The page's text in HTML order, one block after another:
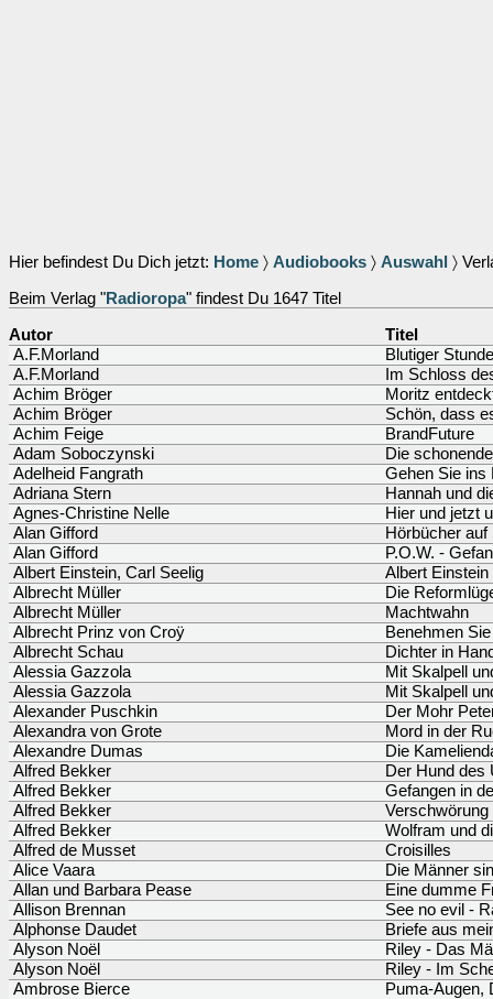
Hier befindest Du Dich jetzt: Home 〉 Audiobooks 〉 Auswahl 〉
Beim Verlag "Radioropa" findest Du 1647 Titel
Autor
Titel
A.F.Morland
Blutiger
A.F.Morland
Im Schloss
Achim Bröger
Moritz
Achim Bröger
Schön, dass
Achim Feige
BrandFuture
Adam Soboczynski
Die
Adelheid Fangrath
Gehen Sie ins
Adriana Stern
Hannah und
Agnes-Christine Nelle
Hier und jetzt
Alan Gifford
Hörbücher
Alan Gifford
P.O.W. -
Albert Einstein, Carl Seelig
Albert
Albrecht Müller
Die
Albrecht Müller
Machtwahn
Albrecht Prinz von Croÿ
Benehmen
Albrecht Schau
Dichter in
Alessia Gazzola
Mit Skalpell
Alessia Gazzola
Mit Skalpell
Alexander Puschkin
Der Mohr
Alexandra von Grote
Mord in der
Alexandre Dumas
Die
Alfred Bekker
Der Hund des
Alfred Bekker
Gefangen in
Alfred Bekker
Verschwörung
Alfred Bekker
Wolfram und
Alfred de Musset
Croisilles
Alice Vaara
Die Männer
Allan und Barbara Pease
Eine dumme
Allison Brennan
See no evil -
Alphonse Daudet
Briefe aus
Alyson Noël
Riley - Das
Alyson Noël
Riley - Im
Ambrose Bierce
Puma-Augen,